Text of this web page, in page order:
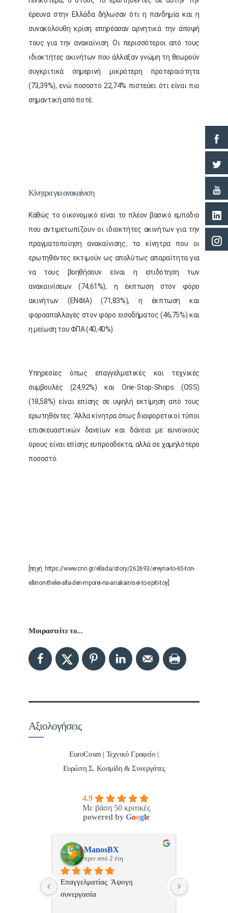
έρευνα στην Ελλάδα δήλωσαν ότι η πανδημία και η
συνακόλουθη κρίση επηρέασαν αρνητικά την άποψή
τους για την ανακαίνιση. Οι περισσότεροι από τους
ιδιοκτήτες ακινήτων που άλλαξαν γνώμη τη θεωρούν
συγκριτικά σημερινή μικρότερη προτεραιότητα
(73,39%), ενώ ποσοστό 22,74% πιστεύει ότι είναι πιο
σημαντική από ποτέ.
Κίνητρα για ανακαίνιση
Καθώς το οικονομικό είναι το πλέον βασικό εμπόδιο
που αντιμετωπίζουν οι ιδιοκτήτες ακινήτων για την
πραγματοποίηση ανακαίνισης, τα κίνητρα που οι
ερωτηθέντες εκτιμούν ως απολύτως απαραίτητα για
να τους βοηθήσουν είναι η επιδότηση των
ανακαινίσεων (74,61%), η έκπτωση στον φόρο
ακινήτων (ΕΝΦΙΑ) (71,83%), η έκπτωση και
φοροαπαλλαγές στον φόρο εισοδήματος (46,75%) και
η μείωση του ΦΠΑ (40,40%).
Υπηρεσίες όπως επαγγελματικές και τεχνικές
συμβουλές (24,92%) και One-Stop-Shops (OSS)
(18,58%) είναι επίσης σε υψηλή εκτίμηση από τους
ερωτηθέντες. ‘Αλλα κίνητρα όπως διαφορετικοί τύποι
επισκευαστικών δανείων και δάνεια με ευνοϊκούς
όρους είναι επίσης ευπρόσδεκτα, αλλά σε χαμηλότερο
ποσοστό.
[πηγή: https://www.cnn.gr/ellada/story/262693/ereyna-to-65-ton-
ellinon-thelei-alla-den-mporei-na-anakainisei-to-spiti-toy]
Μοιραστείτε το...
Αξιολογήσεις
EuroCosm | Τεχνικό Γραφείο |
Ευρώπη Σ. Κοσμίδη & Συνεργάτες
4.9
Με βάση 50 κριτικές
powered by Google
ManosBX
πριν από 2 έτη
Επαγγελματίας  Άψογη
συνεργασία